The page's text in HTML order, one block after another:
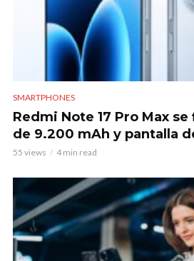
SMARTPHONES
Redmi Note 17 Pro Max
de 9.200 mAh y pantalla
55 views 4 min read